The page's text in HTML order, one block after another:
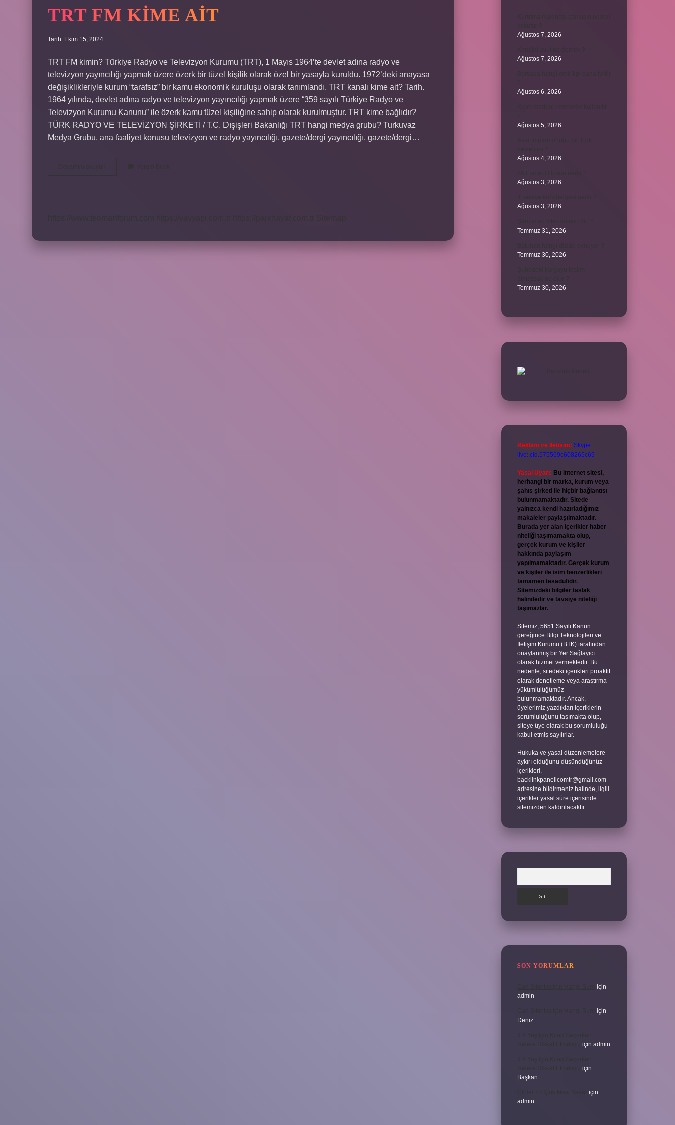
TRT FM KIME AIT
Tarih: Ekim 15, 2024
TRT FM kimin? Türkiye Radyo ve Televizyon Kurumu (TRT), 1 Mayıs 1964’te devlet adına radyo ve
televizyon yayıncılığı yapmak üzere özerk bir tüzel kişilik olarak özel bir yasayla kuruldu. 1972’deki anayasa
değişiklikleriyle kurum “tarafsız” bir kamu ekonomik kuruluşu olarak tanımlandı. TRT kanalı kime ait? Tarih.
1964 yılında, devlet adına radyo ve televizyon yayıncılığı yapmak üzere “359 sayılı Türkiye Radyo ve
Televizyon Kurumu Kanunu” ile özerk kamu tüzel kişiliğine sahip olarak kurulmuştur. TRT kime bağlıdır?
TÜRK RADYO VE TELEVİZYON ŞİRKETİ / T.C. Dışişleri Bakanlığı TRT hangi medya grubu? Turkuvaz
Medya Grubu, ana faaliyet konusu televizyon ve radyo yayıncılığı, gazete/dergi yayıncılığı, gazete/dergi…
Ağustos 7, 2026
Ağustos 7, 2026
Ağustos 6, 2026
Ağustos 5, 2026
Ağustos 4, 2026
Ağustos 3, 2026
Ağustos 3, 2026
Temmuz 31, 2026
Temmuz 30, 2026
Temmuz 30, 2026
Reklam ve İletişim: Skype:
live:.cid.575569c608265c69
Yasal Uyarı: Bu internet sitesi,
herhangi bir marka, kurum veya
şahıs şirketi ile hiçbir bağlantısı
bulunmamaktadır. Sitede
yalnızca kendi hazırladığımız
makaleler paylaşılmaktadır.
Burada yer alan içerikler haber
niteliği taşımamakta olup,
gerçek kurum ve kişiler
hakkında paylaşım
yapılmamaktadır. Gerçek kurum
ve kişiler ile isim benzerlikleri
tamamen tesadüfidir.
Sitemizdeki bilgiler taslak
halindedir ve tavsiye niteliği
taşımazlar.
Sitemiz, 5651 Sayılı Kanun
gereğince Bilgi Teknolojileri ve
İletişim Kurumu (BTK) tarafından
onaylanmış bir Yer Sağlayıcı
olarak hizmet vermektedir. Bu
nedenle, sitedeki içerikleri proaktif
olarak denetleme veya araştırma
yükümlülüğümüz
bulunmamaktadır. Ancak,
üyelerimiz yazdıkları içeriklerin
sorumluluğunu taşımakta olup,
siteye üye olarak bu sorumluluğu
kabul etmiş sayılırlar.
Hukuka ve yasal düzenlemelere
aykırı olduğunu düşündüğünüz
içerikleri,
backlinkpanelicomtr@gmail.com
adresine bildirmeniz halinde, ilgili
içerikler yasal süre içerisinde
sitemizden kaldırılacaktır.
SON YORUMLAR
Can Sıkıntısı Için Hangi Sure için
admin
Can Sıkıntısı Için Hangi Sure için
Deniz
3 6 Yaş Için Kitap Seçerken
Nelere Dikkat Etmeliyiz için admin
3 6 Yaş Için Kitap Seçerken
Nelere Dikkat Etmeliyiz için
Başkan
Cinler En Çok Neyi Sever için
admin